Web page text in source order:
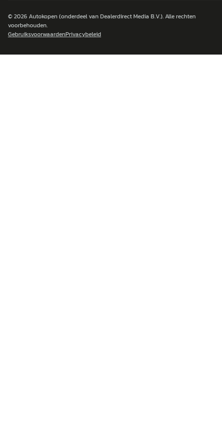
© 2026Autokopen(onderdeel van Dealerdirect Media B.V.). Alle rechten
voorbehouden.
GebruiksvoorwaardenPrivacybeleid